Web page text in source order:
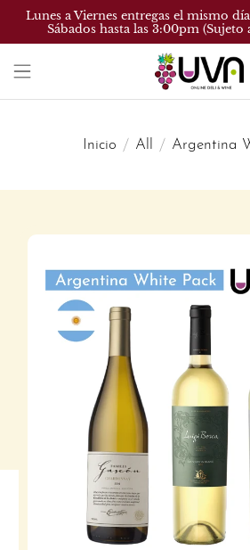
Lunes a Viernes entregas el mismo
Sábados hasta las 3:00pm
Inicio All Argentina